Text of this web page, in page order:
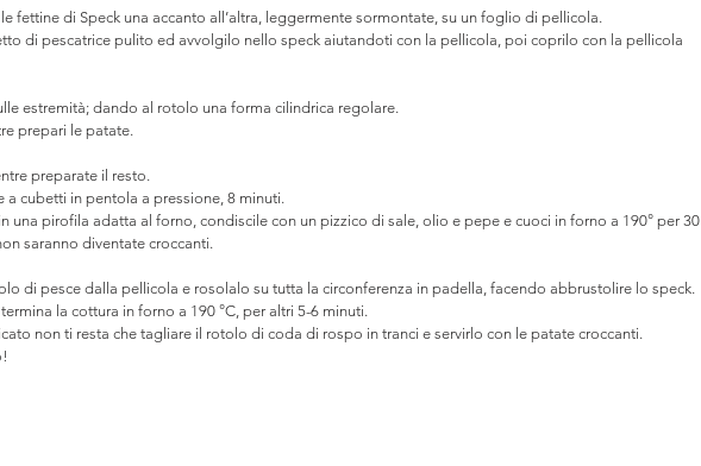
le fettine di Speck una accanto all’altra, leggermente sormontate, su un foglio di pellicola.
di pescatrice pulito ed avvolgilo nello speck aiutandoti con la pellicola, poi coprilo con la pellicola
estremità; dando al rotolo una forma cilindrica regolare.
prepari le patate.
preparate il resto.
a cubetti in pentola a pressione, 8 minuti.
una pirofila adatta al forno, condiscile con un pizzico di sale, olio e pepe e cuoci in forno a 190° per 30
saranno diventate croccanti.
di pesce dalla pellicola e rosolalo su tutta la circonferenza in padella, facendo abbrustolire lo speck.
la cottura in forno a 190 °C, per altri 5-6 minuti.
non ti resta che tagliare il rotolo di coda di rospo in tranci e servirlo con le patate croccanti.